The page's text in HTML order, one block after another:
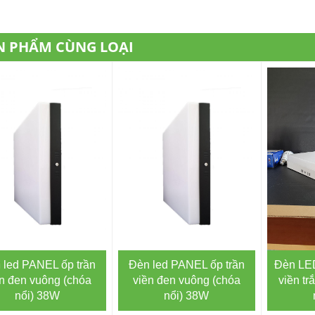
PHẨM CÙNG LOẠI
PANEL ốp trần
đen vuông (chóa
nổi) 38W
Đèn led PANEL ốp trần
viền đen vuông (chóa
nổi) 38W
Đèn
viền